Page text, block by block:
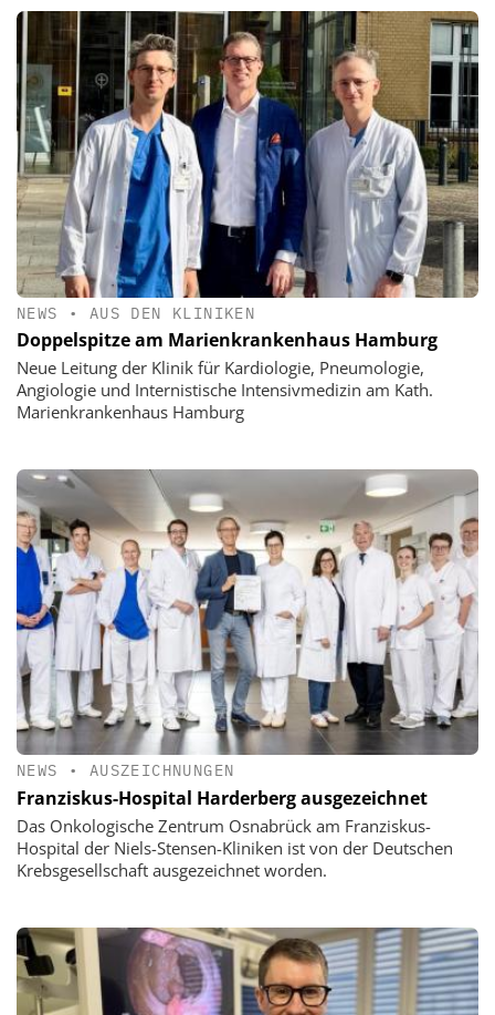
NEWS • AUS DEN KLINIKEN
Doppelspitze am Marienkrankenhaus Hamburg
Neue Leitung der Klinik für Kardiologie, Pneumologie,
Angiologie und Internistische Intensivmedizin am Kath.
Marienkrankenhaus Hamburg
NEWS • AUSZEICHNUNGEN
Franziskus-Hospital Harderberg ausgezeichnet
Das Onkologische Zentrum Osnabrück am Franziskus-
Hospital der Niels-Stensen-Kliniken ist von der Deutschen
Krebsgesellschaft ausgezeichnet worden.